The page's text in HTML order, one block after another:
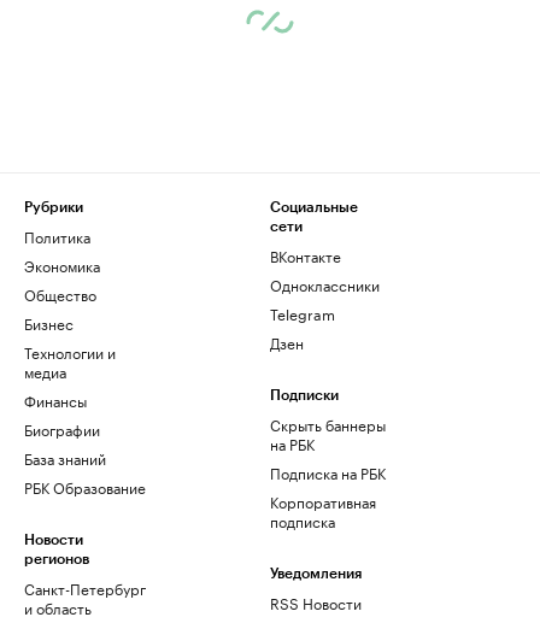
Рубрики
Политика
Экономика
Общество
Бизнес
Технологии и
медиа
Финансы
Биографии
База знаний
РБК Образование
Новости
регионов
Санкт-Петербург
и область
Социальные
сети
ВКонтакте
Одноклассники
Telegram
Дзен
Подписки
Скрыть баннеры
на РБК
Подписка на РБК
Корпоративная
подписка
Уведомления
RSS Новости